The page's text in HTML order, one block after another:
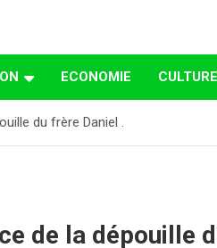
ECONOMIE CULTURE
du frère Daniel .
de la dépouille